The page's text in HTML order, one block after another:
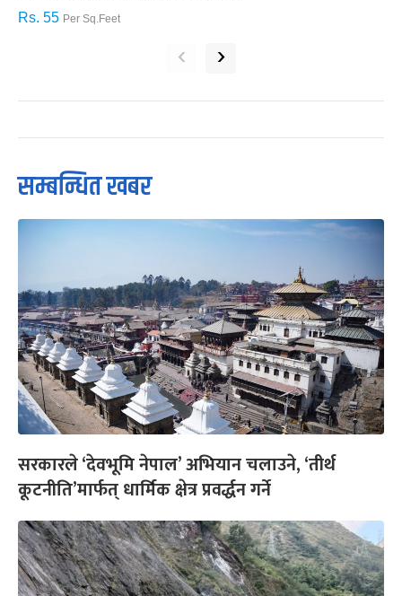
Rs. 55 Per Sq.Feet
‹ ›
सम्बन्धित खबर
सरकारले ‘देवभूमि नेपाल’ अभियान चलाउने, ‘तीर्थ
कूटनीति’मार्फत् धार्मिक क्षेत्र प्रवर्द्धन गर्ने